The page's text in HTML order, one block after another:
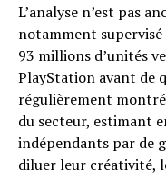
L’analyse n’est pas
notamment
93 millions d’unités
PlayStation avant de
régulièrement
du secteur, estimant
indépendants par de
diluer leur créativité,